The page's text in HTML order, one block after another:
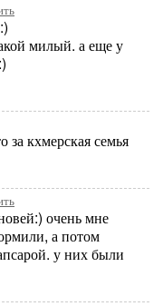
милый. а еще у
за кхмерская семья
очень мне
а потом
у них были